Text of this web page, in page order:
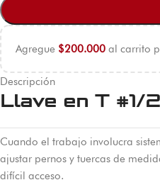
Agregue $200.000 al carrito
Descripción
Llave en T #1/
Cuando el trabajo involucra
ajustar pernos y tuercas de
difícil acceso.